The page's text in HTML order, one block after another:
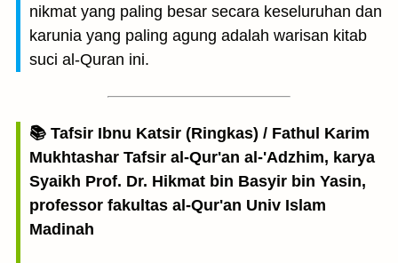
nikmat yang paling besar secara keseluruhan dan
karunia yang paling agung adalah warisan kitab
suci al-Quran ini.
📚 Tafsir Ibnu Katsir (Ringkas) / Fathul Karim
Mukhtashar Tafsir al-Qur'an al-'Adzhim, karya
Syaikh Prof. Dr. Hikmat bin Basyir bin Yasin,
professor fakultas al-Qur'an Univ Islam
Madinah